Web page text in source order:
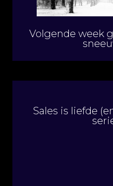
Volgende week
Sales is liefde